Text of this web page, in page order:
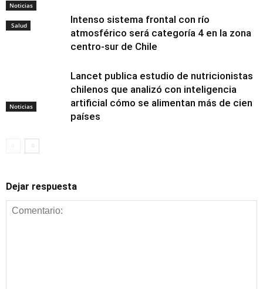
Noticias
Salud
Noticias
Intenso sistema frontal con río
atmosférico será categoría 4 en la zona
centro-sur de Chile
Alimentación y
nutrición
Lancet publica estudio de nutricionistas
chilenos que analizó con inteligencia
artificial cómo se alimentan más de cien
países
Dejar respuesta